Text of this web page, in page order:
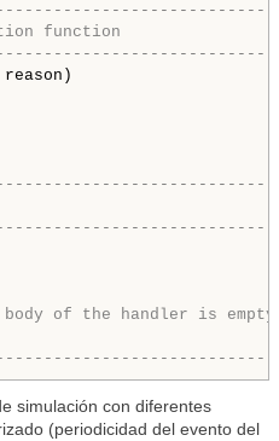
reason)
of the handler is empty
simulación con diferentes
(periodicidad del evento del